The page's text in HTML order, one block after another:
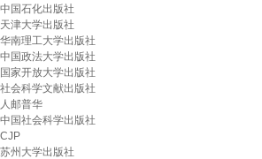
中国石化出版社
天津大学出版社
华南理工大学出版社
中国政法大学出版社
国家开放大学出版社
社会科学文献出版社
人邮普华
中国社会科学出版社
CJP
苏州大学出版社